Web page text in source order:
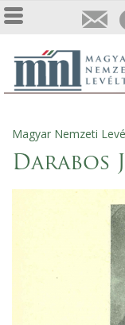
Jelenlegi
hely
Magyar Nemzeti
Darabos